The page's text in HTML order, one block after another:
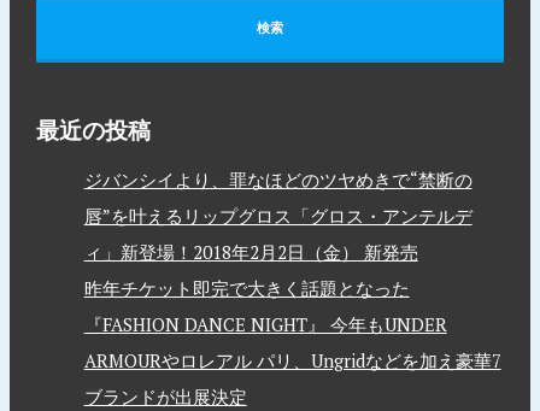
最近の投稿
ジバンシイより、罪なほどのツヤめきで“禁断の
唇”を叶えるリップグロス「グロス・アンテルデ
ィ」新登場！2018年2月2日（金） 新発売
昨年チケット即完で大きく話題となった
『FASHION DANCE NIGHT』 今年もUNDER
ARMOURやロレアル パリ、Ungridなどを加え豪華7
ブランドが出展決定